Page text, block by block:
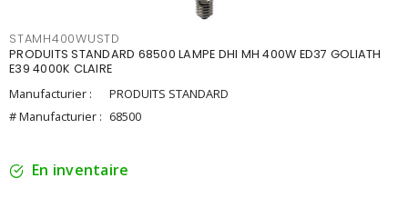
STAMH400WUSTD
PRODUITS STANDARD 68500 LAMPE DHI MH 400W ED37 GOLIATH
E39 4000K CLAIRE
Manufacturier :
PRODUITS STANDARD
# Manufacturier : 68500
En inventaire